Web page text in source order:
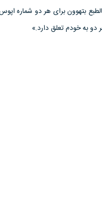
بتهوون براى هر دو شماره
دو به خودم تعلق دارد.»